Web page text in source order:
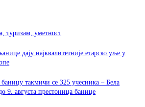
туризам, уметност
дају најквалитетније етарско уље у
баницу такмичи се 325 учесника – Бела
9. августа престоница банице